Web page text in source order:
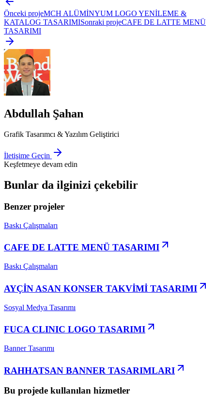
Önceki projeMCH ALÜMİNYUM LOGO YENİLEME &
KATALOG TASARIMISonraki projeCAFE DE LATTE MENÜ
TASARIMI
Abdullah Şahan
Grafik Tasarımcı & Yazılım Geliştirici
İletişime Geçin
Keşfetmeye devam edin
Bunlar da ilginizi çekebilir
Benzer projeler
Baskı Çalışmaları
CAFE DE LATTE MENÜ TASARIMI
Baskı Çalışmaları
AYÇİN ASAN KONSER TAKVİMİ TASARIMI
Sosyal Medya Tasarımı
FUCA CLINIC LOGO TASARIMI
Banner Tasarımı
RAHHATSAN BANNER TASARIMLARI
Bu projede kullanılan hizmetler